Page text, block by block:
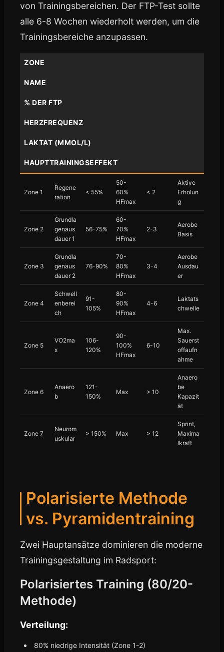
von Trainingsbereichen. Der FTP-Test sollte
alle 6-8 Wochen wiederholt werden, um die
Trainingsbereiche anzupassen.
ZONE
NAME
% DER FTP
HERZFREQUENZ
LAKTAT (MMOL/L)
HAUPTTRAININGSEFFEKT
Zone 1
Regene
ration
< 55%
50-
60%
HFmax
< 2
Aktive
Erholun
g
Zone 2
Grundla
genaus
dauer 1
56-75%
60-
70%
HFmax
2-3
Aerobe
Basis
Zone 3
Grundla
genaus
dauer 2
76-90%
70-
80%
HFmax
3-4
Aerobe
Ausdau
er
Zone 4
Schwell
enberei
ch
91-
105%
80-
90%
HFmax
4-6
Laktats
chwelle
Zone 5
VO2ma
x
106-
120%
90-
100%
HFmax
6-10
Max.
Sauerst
offaufn
ahme
Zone 6
Anaero
b
121-
150%
Max > 10
Anaero
be
Kapazit
ät
Zone 7
Neurom
uskular
> 150% Max > 12
Sprint,
Maxima
lkraft
Polarisierte Methode
vs. Pyramidentraining
Zwei Hauptansätze dominieren die moderne
Trainingsgestaltung im Radsport:
Polarisiertes Training (80/20-
Methode)
Verteilung:
80% niedrige Intensität (Zone 1-2)